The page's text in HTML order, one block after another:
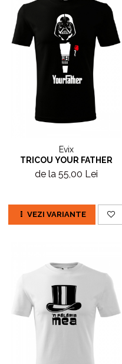
Evix
TRICOU YOUR FATHER
de la 55,00 Lei
VEZI VARIANTE